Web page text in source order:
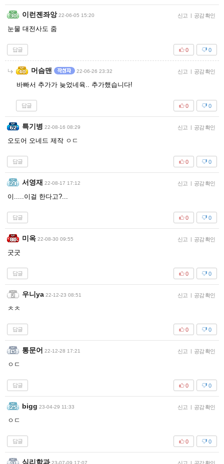
이런젠좌앙 22-06-05 15:20 신고 공감 확인
눈물 대전사도 줌
답글 0
0
머슴맨 22-06-26 23:32 신고 공감 확인
바빠서 추가가 늦었네육.. 추가했습니다!
답글 0
0
특기병 22-08-16 08:29 신고 공감 확인
오도어 오네드 제작 ㅇㄷ
답글 0
0
서영재 22-08-17 17:12 신고 공감 확인
이.....이걸 한다고?...
답글 0
0
미옥 22-08-30 09:55 신고 공감 확인
굿굿
답글 0
0
우니ya 22-12-23 08:51 신고 공감 확인
ㅊㅊ
답글 0
0
통문어 22-12-28 17:21 신고 공감 확인
ㅇㄷ
답글 0
0
bigg 23-04-29 11:33 신고 공감 확인
ㅇㄷ
답글 0
0
심리학과